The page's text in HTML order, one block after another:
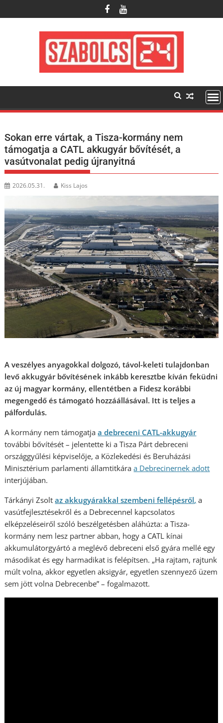
to
Sokan erre vártak, a Tisza-kormány nem
támogatja a CATL akkugyár bővítését, a
vasútvonalat pedig újranyitná
2026.05.31. Kiss Lajos
A veszélyes anyagokkal dolgozó, távol-keleti tulajdonban
levő akkugyár bővítésének inkább keresztbe kíván feküdni
az új magyar kormány, ellentétben a Fidesz korábbi
megengedő és támogató hozzáállásával. Itt is teljes a
pálfordulás.
A kormány nem támogatjaa debreceni CATL-akkugyár
további bővítését – jelentette ki a Tisza Párt debreceni
országgyűlési képviselője, a Közlekedési és Beruházási
Minisztérium parlamenti államtitkáraa Debrecinernek adott
interjújában.
Tárkányi Zsoltaz akkugyárakkal szembeni fellépésről, a
vasútfejlesztésekről és a Debrecennel kapcsolatos
elképzeléseiről szóló beszélgetésben aláhúzta: a Tisza-
kormány nem lesz partner abban, hogy a CATL kínai
akkumulátorgyártó a meglévő debreceni első gyára mellé egy
másodikat és egy harmadikat is felépítsen. „Ha rajtam, rajtunk
múlt volna, akkor egyetlen aksigyár, egyetlen szennyező üzem
sem jött volna Debrecenbe” – fogalmazott.